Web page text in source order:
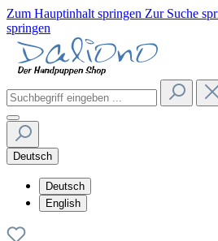
Zum Hauptinhalt springen Zur Suche
springen
Deutsch
Deutsch
English